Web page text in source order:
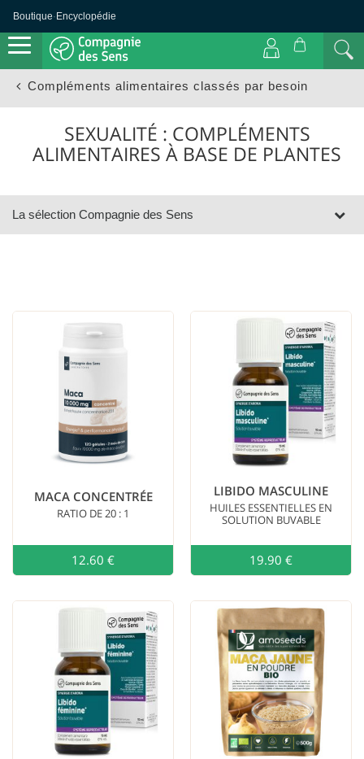
Boutique· Encyclopédie
Compléments alimentaires classés par besoin
SEXUALITÉ : COMPLÉMENTS
ALIMENTAIRES À BASE DE PLANTES
La sélection Compagnie des Sens
Herbalgem (1)
Herbes &
Plantes (1)
Prix
Labels
Vegan
Conditionnement
Solution
buvable
(1)
(2)
physiques (1)
En
MACA CONCENTRÉE
RATIO DE 20 : 1
12.60 € Ajouter au
LIBIDO MASCULINE
HUILES ESSENTIELLES EN
SOLUTION BUVABLE
19.90 €